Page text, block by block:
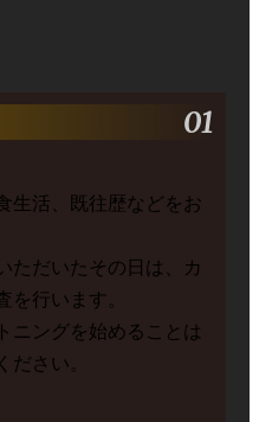
01
生活、既往歴などをお
ただいたその日は、カ
を行います。
ニングを始めることは
ださい。